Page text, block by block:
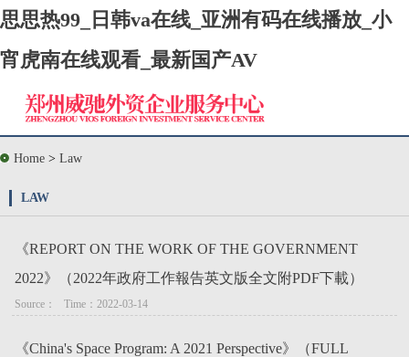
思思热99_日韩va在线_亚洲有码在线播放_小
宵虎南在线观看_最新国产AV
Home > Law
LAW
《REPORT ON THE WORK OF THE GOVERNMENT
2022》（2022年政府工作報告英文版全文附PDF下載）
Source：   Time：2022-03-14
《China's Space Program: A 2021 Perspective》（FULL